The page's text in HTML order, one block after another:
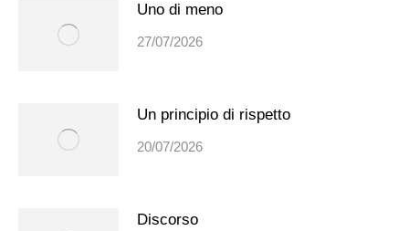
Uno di meno
27/07/2026
Un principio di rispetto
20/07/2026
Discorso